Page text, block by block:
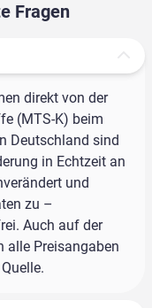
Fragen
direkt von der
(MTS-K) beim
Deutschland sind
in Echtzeit an
und
zu –
Auch auf der
alle Preisangaben